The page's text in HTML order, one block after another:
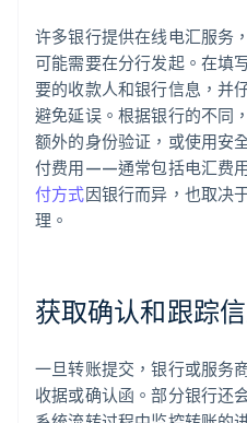
许多银行提供在线电汇服务
可能需要在分行发起。在填
要的收款人和银行信息，并
避免延误。根据银行的不同
额外的身份验证，或使用安
付费用——通常包括电汇费
付方式因银行而异，也取决
理。
获取确认和跟踪
一旦转账提交，银行或服务
收据或确认函。部分银行还